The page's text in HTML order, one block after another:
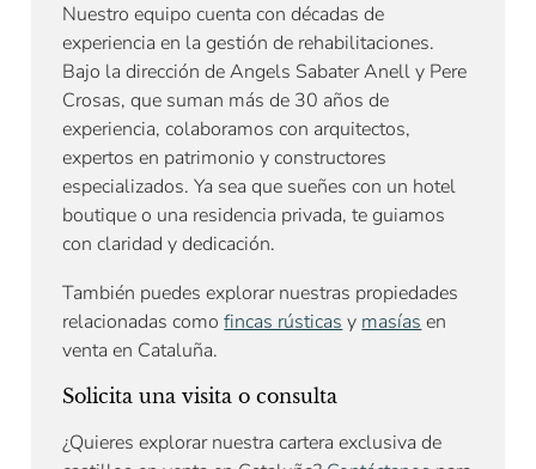
Nuestro equipo cuenta con décadas de
experiencia en la gestión de rehabilitaciones.
Bajo la dirección de Angels Sabater Anell y Pere
Crosas, que suman más de 30 años de
experiencia, colaboramos con arquitectos,
expertos en patrimonio y constructores
especializados. Ya sea que sueñes con un hotel
boutique o una residencia privada, te guiamos
con claridad y dedicación.
También puedes explorar nuestras propiedades
relacionadas comofincas rústicas y masías en
venta en Cataluña.
Solicita una visita o consulta
¿Quieres explorar nuestra cartera exclusiva de